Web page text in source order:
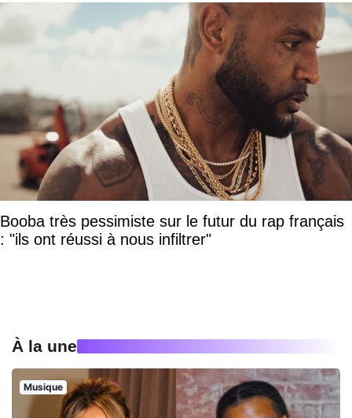
Booba très pessimiste sur le futur du rap français
: "ils ont réussi à nous infiltrer"
À la une
Musique